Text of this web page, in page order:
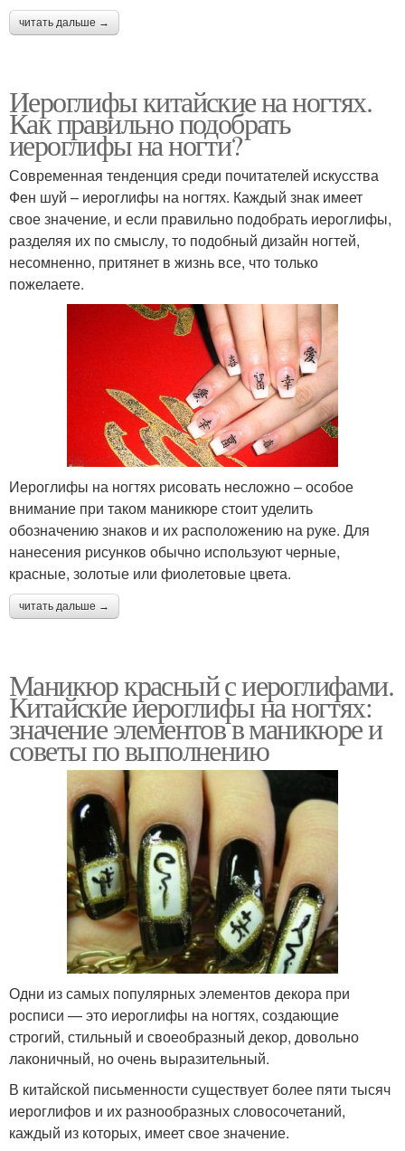
читать дальше →
Иероглифы китайские на ногтях.
Как правильно подобрать
иероглифы на ногти?
Современная тенденция среди почитателей искусства
Фен шуй – иероглифы на ногтях. Каждый знак имеет
свое значение, и если правильно подобрать иероглифы,
разделяя их по смыслу, то подобный дизайн ногтей,
несомненно, притянет в жизнь все, что только
пожелаете.
Иероглифы на ногтях рисовать несложно – особое
внимание при таком маникюре стоит уделить
обозначению знаков и их расположению на руке. Для
нанесения рисунков обычно используют черные,
красные, золотые или фиолетовые цвета.
читать дальше →
Маникюр красный с иероглифами.
Китайские иероглифы на ногтях:
значение элементов в маникюре и
советы по выполнению
Одни из самых популярных элементов декора при
росписи — это иероглифы на ногтях, создающие
строгий, стильный и своеобразный декор, довольно
лаконичный, но очень выразительный.
В китайской письменности существует более пяти тысяч
иероглифов и их разнообразных словосочетаний,
каждый из которых, имеет свое значение.